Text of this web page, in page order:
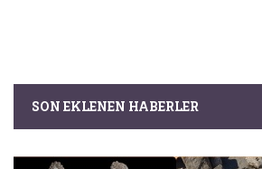
SON EKLENEN HABERLER